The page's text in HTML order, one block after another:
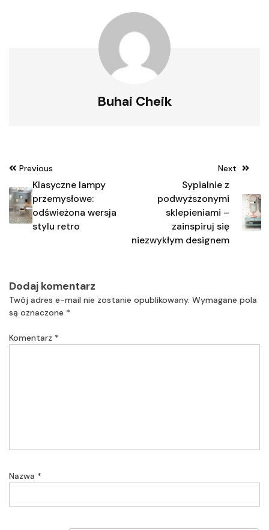
Buhai Cheik
Nawigacja
Previous
Klasyczne lampy
przemysłowe:
odświeżona wersja
stylu retro
Next
Sypialnie z
podwyższonymi
sklepieniami –
zainspiruj się
niezwykłym designem
Dodaj komentarz
Twój adres e-mail nie zostanie opublikowany. Wymagane pola
są oznaczone *
Komentarz *
Nazwa *